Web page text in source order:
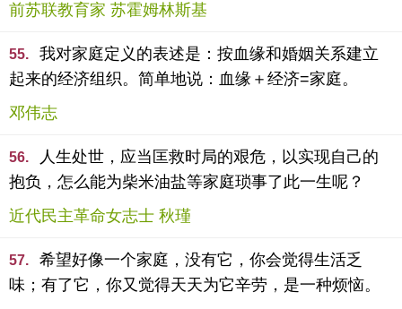
前苏联教育家 苏霍姆林斯基
55.
我对家庭定义的表述是：按血缘和婚姻关系建立
起来的经济组织。简单地说：血缘＋经济=家庭。
邓伟志
56.
人生处世，应当匡救时局的艰危，以实现自己的
抱负，怎么能为柴米油盐等家庭琐事了此一生呢？
近代民主革命女志士 秋瑾
57.
希望好像一个家庭，没有它，你会觉得生活乏
味；有了它，你又觉得天天为它辛劳，是一种烦恼。